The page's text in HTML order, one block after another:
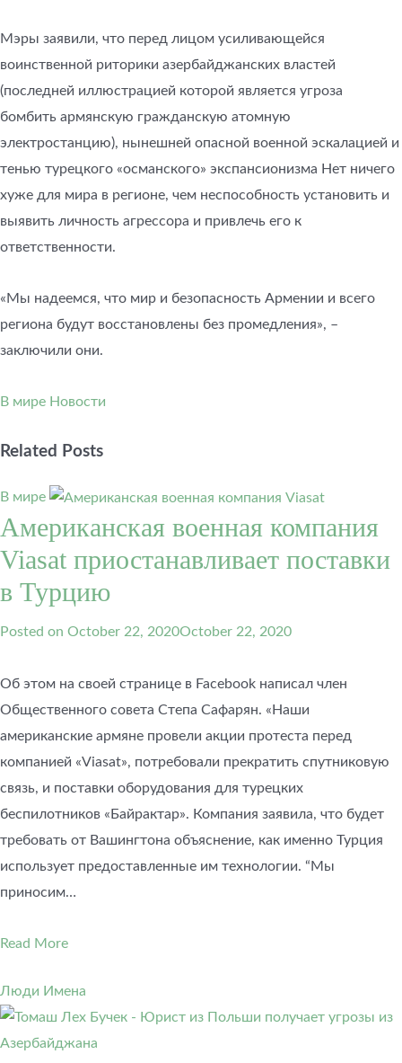
Мэры заявили, что перед лицом усиливающейся
воинственной риторики азербайджанских властей
(последней иллюстрацией которой является угроза
бомбить армянскую гражданскую атомную
электростанцию), нынешней опасной военной эскалацией и
тенью турецкого «османского» экспансионизма Нет ничего
хуже для мира в регионе, чем неспособность установить и
выявить личность агрессора и привлечь его к
ответственности.
«Мы надеемся, что мир и безопасность Армении и всего
региона будут восстановлены без промедления», –
заключили они.
В мире Новости
Related Posts
В мире
Американская военная компания
Viasat приостанавливает поставки
в Турцию
Posted on October 22, 2020October 22, 2020
Об этом на своей странице в Facebook написал член
Общественного совета Степа Сафарян. «Наши
американские армяне провели акции протеста перед
компанией «Viasat», потребовали прекратить спутниковую
связь, и поставки оборудования для турецких
беспилотников «Байрактар​​». Компания заявила, что будет
требовать от Вашингтона объяснение, как именно Турция
использует предоставленные им технологии. “Мы
приносим…
Read More
Люди Имена